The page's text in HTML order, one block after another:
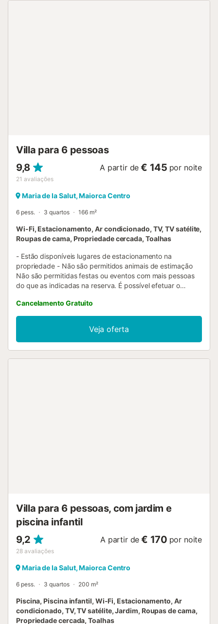
Villa para 6 pessoas
9,8
21 avaliações
A partir de € 145 por noite
Maria de la Salut, Maiorca Centro
6 pess. 3 quartos 166 m²
Wi-Fi, Estacionamento, Ar condicionado, TV, TV satélite,
Roupas de cama, Propriedade cercada, Toalhas
- Estão disponíveis lugares de estacionamento na
propriedade - Não são permitidos animais de estimação
Não são permitidas festas ou eventos com mais pessoas
do que as indicadas na reserva. É possível efetuar o
pela natureza, a elegante casa de férias "Es Gassons" dá-
lhe as boas-vindas no município de Maria de la Salut, no
centro de Maiorca. Construída em estilo mediterrânico e
confortavelmente mobilada, a casa de férias combina
tradição e modernidade. É composta por uma sala de
apen...
Cancelamento Gratuito
Veja oferta
Villa para 6 pessoas, com jardim e
piscina infantil
9,2
28 avaliações
A partir de € 170 por noite
Maria de la Salut, Maiorca Centro
6 pess. 3 quartos 200 m²
Piscina, Piscina infantil, Wi-Fi, Estacionamento, Ar
condicionado, TV, TV satélite, Jardim, Roupas de cama,
Propriedade cercada, Toalhas